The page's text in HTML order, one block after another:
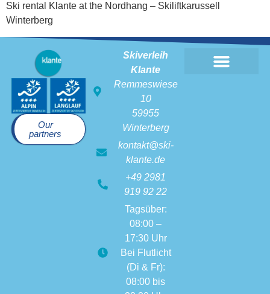
Ski rental Klante at the Nordhang – Skiliftkarussell
Winterberg
Skiverleih
Klante
Remmeswiese
10
59955
Winterberg
kontakt@ski-
klante.de
+49 2981
919 92 22
Tagsüber:
08:00 –
17:30 Uhr
Bei Flutlicht
(Di & Fr):
08:00 bis
Our
partners